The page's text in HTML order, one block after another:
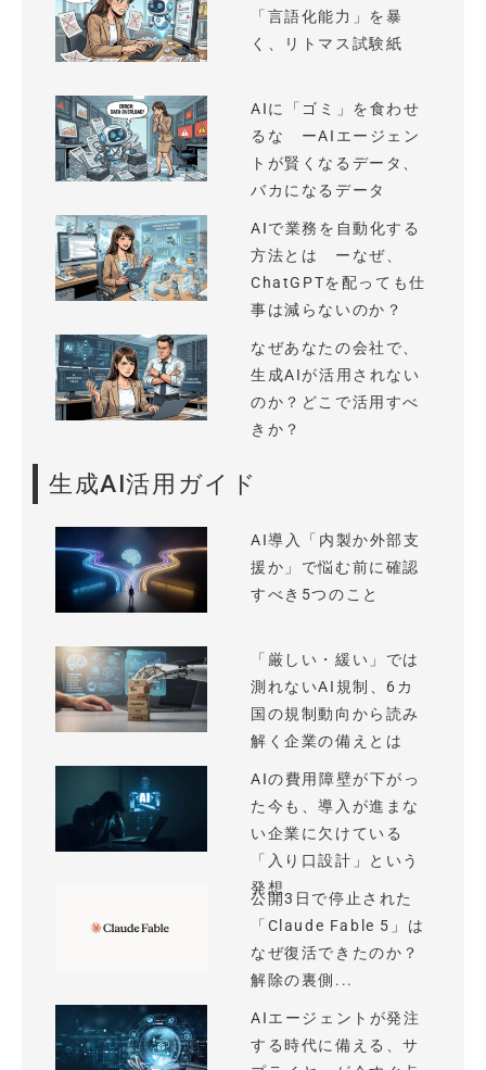
「言語化能力」を暴
く、リトマス試験紙
AIに「ゴミ」を食わせ
るな ーAIエージェン
トが賢くなるデータ、
バカになるデータ
AIで業務を自動化する
方法とは ーなぜ、
ChatGPTを配っても仕
事は減らないのか？
なぜあなたの会社で、
生成AIが活用されない
のか？どこで活用すべ
きか？
生成AI活用ガイド
AI導入「内製か外部支
援か」で悩む前に確認
すべき5つのこと
「厳しい・緩い」では
測れないAI規制、6カ
国の規制動向から読み
解く企業の備えとは
AIの費用障壁が下がっ
た今も、導入が進まな
い企業に欠けている
「入り口設計」という
発想
公開3日で停止された
「Claude Fable 5」は
なぜ復活できたのか？
解除の裏側...
AIエージェントが発注
する時代に備える、サ